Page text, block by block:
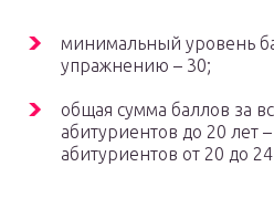
минимальный уровень
упражнению – 30;
общая сумма баллов за
абитуриентов до 20 лет
абитуриентов от 20 до